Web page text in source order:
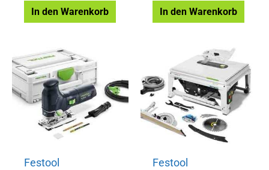
In den Warenkorb In den Warenkorb
Festool
Festool